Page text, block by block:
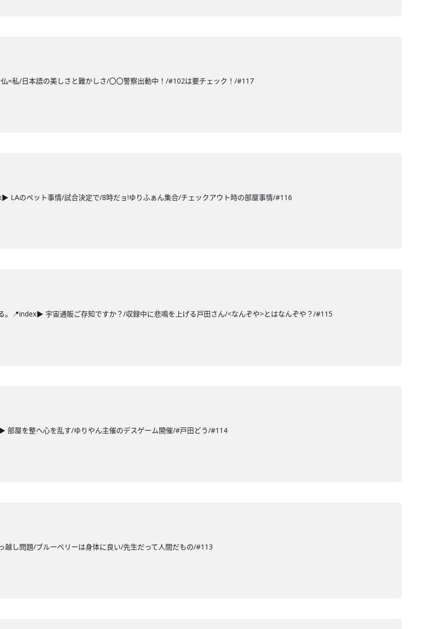
=私/日本語の美しさと難かしさ/〇〇警察出動中！/#102は要チェック！/#117
LAのペット事情/試合決定で/8時だョ!ゆりふぁん集合/チェックアウト時の部屋事情/#116
。📍index▶ 宇宙通販ご存知ですか？/収録中に悲鳴を上げる戸田さん/<なんぞや>とはなんぞや？/#115
部屋を整へ心を乱す/ゆりやん主催のデスゲーム開催/#戸田どう/#114
し問題/ブルーベリーは身体に良い/先生だって人間だもの/#113